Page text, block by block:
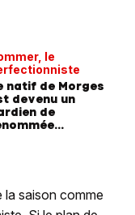
le
natif de Morges
devenu un
de
la saison comme